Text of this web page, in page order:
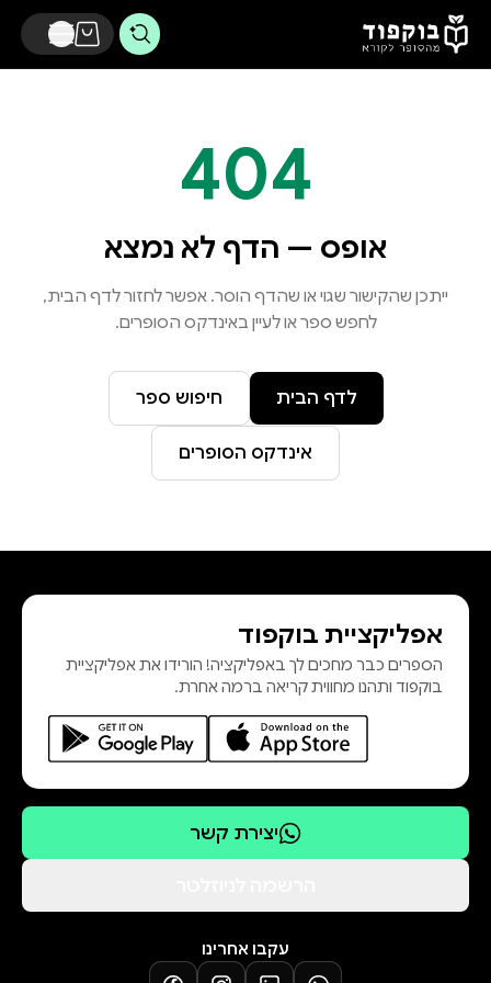
דלג לתוכן הראשי
404
אופס — הדף לא נמצא
ייתכן שהקישור שגוי או שהדף הוסר. אפשר לחזור לדף הבית,
לחפש ספר או לעיין באינדקס הסופרים.
לדף הבית חיפוש ספר
אינדקס הסופרים
אפליקציית בוקפוד
הספרים כבר מחכים לך באפליקציה! הורידו את אפליקציית
בוקפוד ותהנו מחווית קריאה ברמה אחרת.
יצירת קשר
עקבו אחרינו